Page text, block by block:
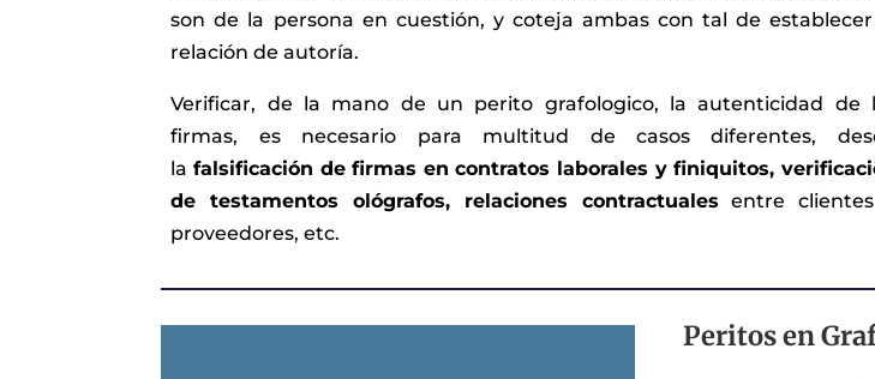
son de la persona en cuestión, y coteja ambas con tal de
relación de autoría.
Verificar, de la mano de un perito grafologico, la autenticidad de
firmas, es necesario para multitud de casos diferentes,
la falsificación de firmas en contratos laborales y finiquitos,
de testamentos ológrafos, relaciones contractuales entre
proveedores, etc.
Peritos en